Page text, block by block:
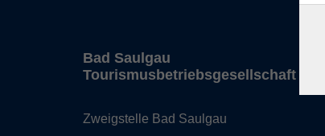
Bad Saulgau
Tourismusbetriebsgesellschaft mbH
Zweigstelle Bad Saulgau